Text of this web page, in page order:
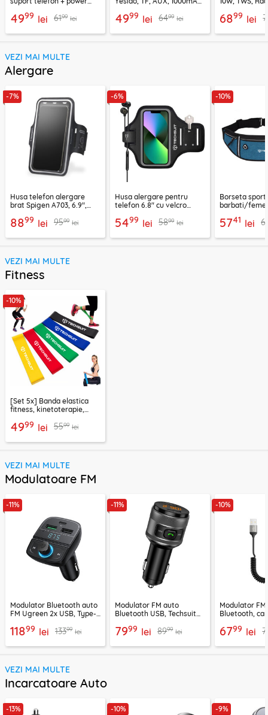
BR200
4999 lei 6199 lei 4999 lei 6499 lei 6899 lei
VEZI MAI MULTE
Alergare
-7%
Husa telefon alergare
brat Spigen A703, 6.9",
8899 lei 9599 lei
-6%
Husa alergare pentru
telefon 6.8" cu velcro
5499 lei 5899 lei
-10%
Borseta
barbati/femei
5741 lei
VEZI MAI MULTE
Fitness
-10%
[Set 5x] Banda elastica
fitness, kinetoterapie,
4999 lei 5599 lei
VEZI MAI MULTE
Modulatoare FM
-11%
Modulator Bluetooth auto
FM Ugreen 2x USB, Type-
11899 lei 13399 lei
-11%
Modulator FM auto
Bluetooth USB, Techsuit
7999 lei 8999 lei
-10%
Modulator
Bluetooth,
6799 lei
VEZI MAI MULTE
Incarcatoare Auto
-13% -10% -9%